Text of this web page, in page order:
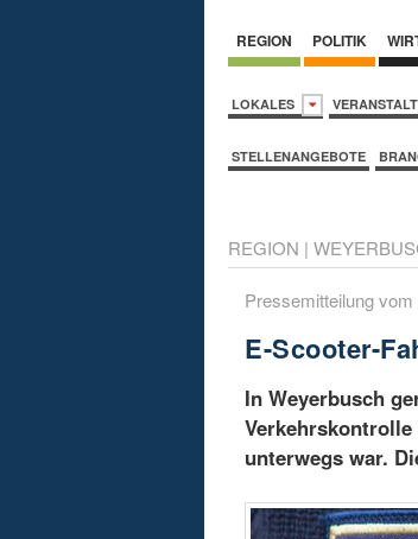
REGION POLITIK
LOKALES
STELLENANGEBOTE
REGION |
Pressemitteilung
E-Scooter-
In Weyerbusch
unterwegs war.